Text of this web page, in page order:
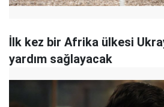
İlk kez bir Afrika ülkesi
yardım sağlayacak